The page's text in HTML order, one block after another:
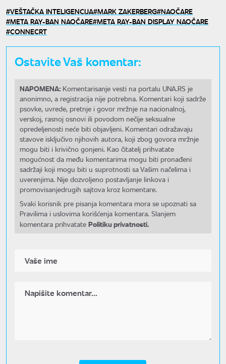
VEŠTAČKA INTELIGENCIJA MARK ZAKERBERG NAOČARE
META RAY-BAN NAOČARE META RAY-BAN DISPLAY NAOČARE
CONNECRT
Ostavite Vaš komentar:
NAPOMENA: Komentarisanje vesti na portalu UNA.RS je
anonimno, a registracija nije potrebna. Komentari koji sadrže
psovke, uvrede, pretnje i govor mržnje na nacionalnoj,
verskoj, rasnoj osnovi ili povodom nečije seksualne
opredeljenosti neće biti objavljeni. Komentari odražavaju
stavove isključivo njihovih autora, koji zbog govora mržnje
mogu biti i krivično gonjeni. Kao čitatelj prihvatate
mogućnost da među komentarima mogu biti pronađeni
sadržaji koji mogu biti u suprotnosti sa Vašim načelima i
uverenjima. Nije dozvoljeno postavljanje linkova i
promovisanjedrugih sajtova kroz komentare.
Svaki korisnik pre pisanja komentara mora se upoznati sa
Pravilima i uslovima korišćenja komentara. Slanjem
komentara prihvatate Politiku privatnosti.